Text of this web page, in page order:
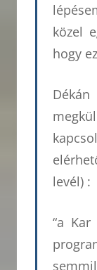
közel
hogy
levél) :
“a